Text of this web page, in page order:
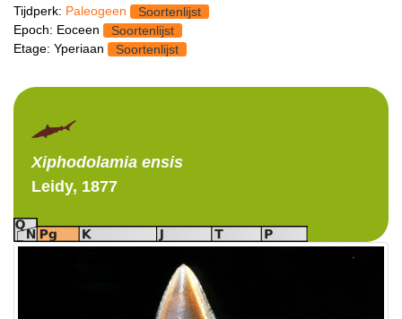
Tijdperk: Paleogeen
Soortenlijst
Epoch: Eoceen
Soortenlijst
Etage: Yperiaan
Soortenlijst
Xiphodolamia ensis
Leidy, 1877